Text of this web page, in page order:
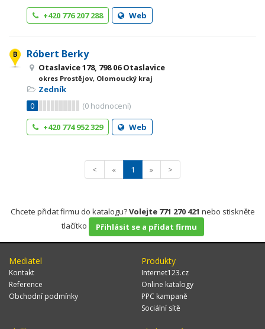
+420 776 207 288
Web
Róbert Berky
Otaslavice 178, 798 06 Otaslavice
okres Prostějov, Olomoucký kraj
Zedník
0
(0 hodnocení)
+420 774 952 329
Web
< « 1 » >
Chcete přidat firmu do katalogu?Volejte 771 270 421 nebo stiskněte
tlačítko
Přihlásit se a přidat firmu
Mediatel
Kontakt
Reference
Obchodní podmínky
Produkty
Internet123.cz
Online katalogy
PPC kampaně
Sociální sítě